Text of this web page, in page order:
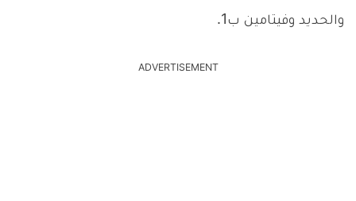
والحديد وفيتامين ب1.
ADVERTISEMENT